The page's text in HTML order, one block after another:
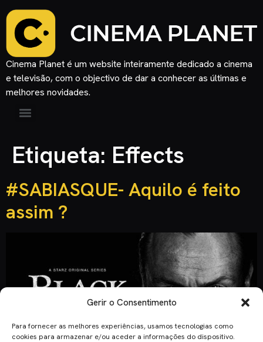
Gerir o Consentimento
Para fornecer as melhores experiências, usamos tecnologias como
cookies para armazenar e/ou aceder a informações do dispositivo.
Cinema Planet é um website inteiramente dedicado a cinema
e televisão, com o objectivo de dar a conhecer as últimas e
melhores novidades.
Etiqueta: Effects
#SABIASQUE- Aquilo é feito
assim ?